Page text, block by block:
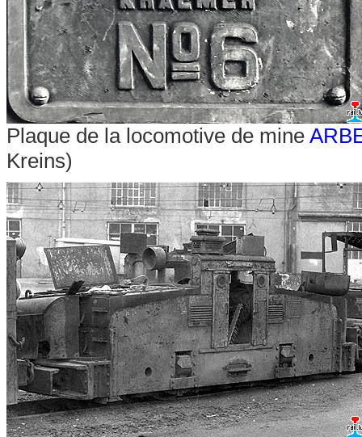
Plaque de la locomotive de mine
Kreins)